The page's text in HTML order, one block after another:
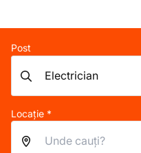
Post
Locație *